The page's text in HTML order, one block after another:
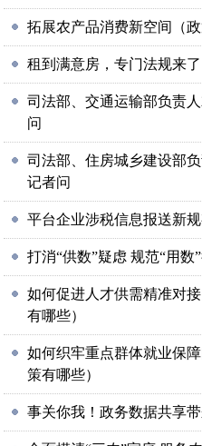
拓展农产品消费新空间（政
租到满意房，专门法规来了
司法部、交通运输部负责
问
司法部、住房城乡建设部
记者问
平台企业涉税信息报送新
打消“供数”疑虑 规范“用数
如何促进人才供需精准对
有哪些）
如何织牢重点群体就业保
策有哪些）
事关你我！政务数据共享